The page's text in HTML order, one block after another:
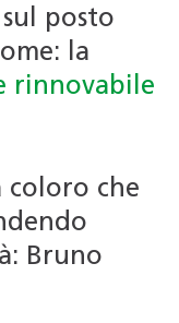
posto
la
rinnovabile
coloro che
Bruno